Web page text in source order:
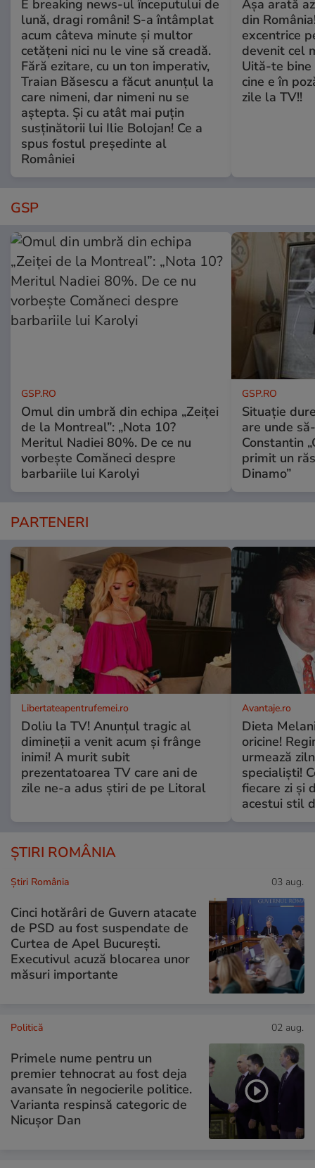
E breaking news-ul începutului de
lună, dragi români! S-a întâmplat
acum câteva minute și multor
cetățeni nici nu le vine să creadă.
Fără ezitare, cu un ton imperativ,
Traian Băsescu a făcut anunțul la
care nimeni, dar nimeni nu se
aștepta. Și cu atât mai puțin
susținătorii lui Ilie Bolojan! Ce a
spus fostul președinte al
României
Așa arată
din
excentrice
devenit cel
Uită-te bine
cine e în
zile la TV!!
GSP
GSP.RO
Omul din umbră din echipa „Zeiței
de la Montreal”: „Nota 10?
Meritul Nadiei 80%. De ce nu
vorbește Comăneci despre
barbariile lui Karolyi
GSP.RO
Situație
are unde
Constantin
primit un
Dinamo”
PARTENERI
Libertateapentrufemei.ro
Doliu la TV! Anunțul tragic al
dimineții a venit acum și frânge
inimi! A murit subit
prezentatoarea TV care ani de
zile ne-a adus știri de pe Litoral
Avantaje.ro
Dieta
oricine!
urmează
specialiști!
fiecare zi și
acestui stil
ȘTIRI ROMÂNIA
Știri România 03 aug.
Cinci hotărâri de Guvern atacate
de PSD au fost suspendate de
Curtea de Apel București.
Executivul acuză blocarea unor
măsuri importante
Politică 02 aug.
Primele nume pentru un
premier tehnocrat au fost deja
avansate în negocierile politice.
Varianta respinsă categoric de
Nicușor Dan